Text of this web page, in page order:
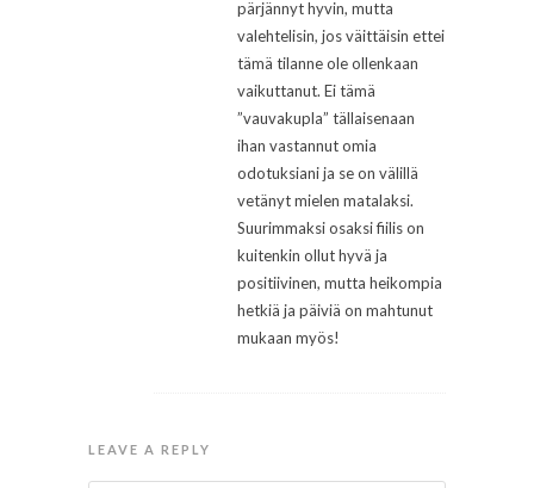
pärjännyt hyvin, mutta
valehtelisin, jos väittäisin ettei
tämä tilanne ole ollenkaan
vaikuttanut. Ei tämä
”vauvakupla” tällaisenaan
ihan vastannut omia
odotuksiani ja se on välillä
vetänyt mielen matalaksi.
Suurimmaksi osaksi fiilis on
kuitenkin ollut hyvä ja
positiivinen, mutta heikompia
hetkiä ja päiviä on mahtunut
mukaan myös!
LEAVE A REPLY